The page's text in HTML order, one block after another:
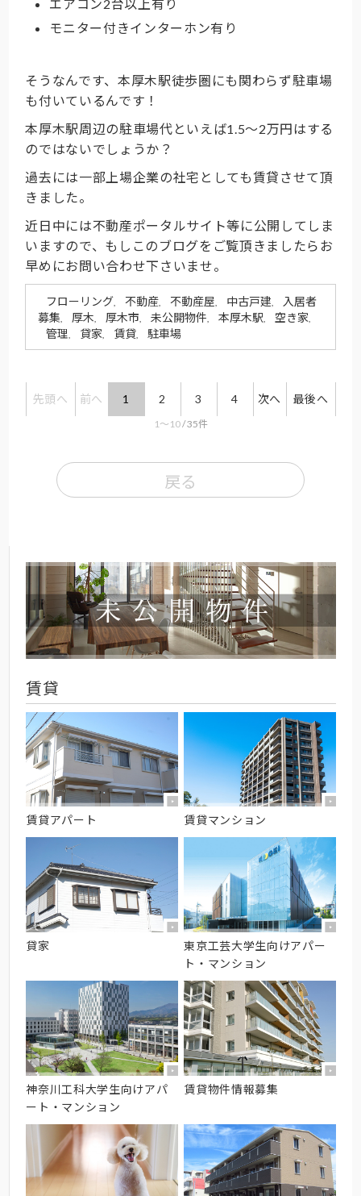
エアコン2台以上有り
モニター付きインターホン有り
そうなんです、本厚木駅徒歩圏にも関わらず駐車場
も付いているんです！
本厚木駅周辺の駐車場代といえば1.5～2万円はする
のではないでしょうか？
過去には一部上場企業の社宅としても賃貸させて頂
きました。
近日中には不動産ポータルサイト等に公開してしま
いますので、もしこのブログをご覧頂きましたらお
早めにお問い合わせ下さいませ。
フローリング 不動産 不動産屋 中古戸建
入居者
募集
厚木 厚木市 未公開物件 本厚木駅 空き家
管理 貸家 賃貸 駐車場
先頭へ 前へ 1 2 3 4 次へ 最後へ
1〜10/ 35件
戻る
賃貸
賃貸アパート 賃貸マンション
貸家
東京工芸大学生向けアパー
ト・マンション
神奈川工科大学生向けアパ
ート・マンション
賃貸物件情報募集